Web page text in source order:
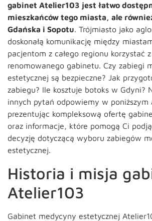
gabinet Atelier103 jest łatwo
mieszkańców tego miasta, ale
Gdańska i Sopotu. Trójmiasto jako
doskonałą komunikację między
pacjentom z całego regionu korzystać
renomowanego gabinetu. Czy zabiegi
estetycznej są bezpieczne? Jak
zabiegu? Ile kosztuje botoks w Gdyni?
innych pytań odpowiemy w poniższym
prezentując kompleksową ofertę
oraz informacje, które pomogą Ci
decyzję dotyczącą wyboru zabiegów
estetycznej.
Historia i misja
Atelier103
Gabinet medycyny estetycznej